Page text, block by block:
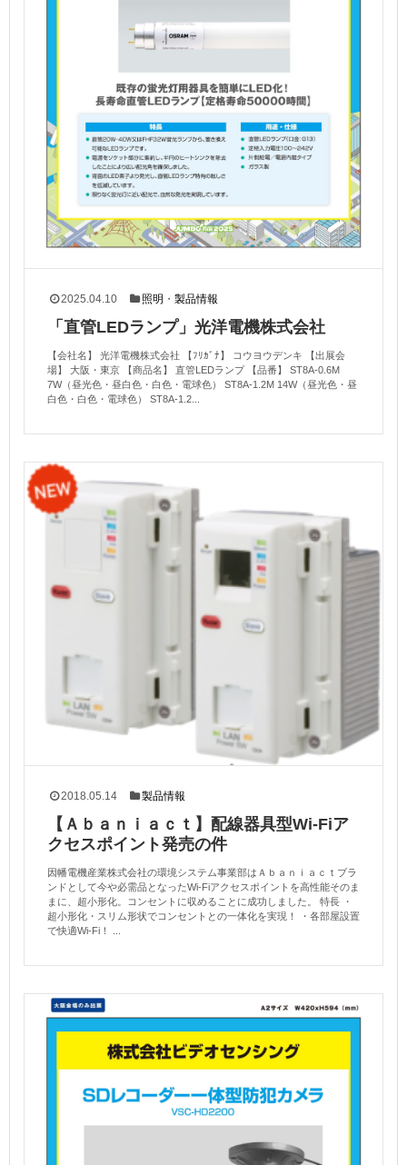
2025.04.10 照明 ・製品情報
「直管LEDランプ」光洋電機株式会社
【会社名】 光洋電機株式会社 【ﾌﾘｶﾞﾅ】 コウヨウデンキ 【出展会
場】 大阪・東京 【商品名】 直管LEDランプ 【品番】 ST8A-0.6M
7W（昼光色・昼白色・白色・電球色） ST8A-1.2M 14W（昼光色・昼
白色・白色・電球色） ST8A-1.2...
2018.05.14 製品情報
【Ａｂａｎｉａｃｔ】配線器具型Wi-Fiア
クセスポイント発売の件
因幡電機産業株式会社の環境システム事業部はＡｂａｎｉａｃｔブラ
ンドとして今や必需品となったWi-Fiアクセスポイントを高性能そのま
まに、超小形化。コンセントに収めることに成功しました。 特長 ・
超小形化・スリム形状でコンセントとの一体化を実現！ ・各部屋設置
で快適Wi-Fi！ ...